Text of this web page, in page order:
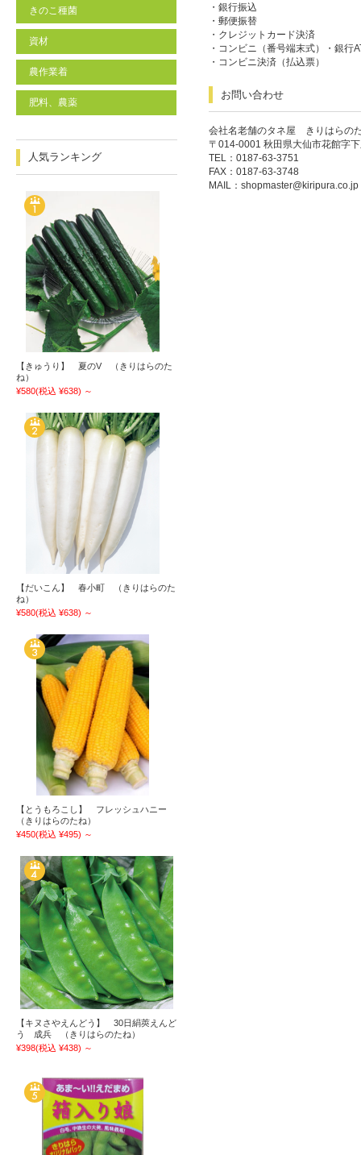
・銀行振込
・郵便振替
・クレジットカード決済
・コンビニ（番号端末式）・銀行
・コンビニ決済（払込票）
お問い合わせ
会社名老舗のタネ屋 きりはらの
〒014-0001 秋田県大仙市花館字
TEL：0187-63-3751
FAX：0187-63-3748
MAIL： shopmaster@kiripura.co.jp
きのこ種菌
資材
農作業着
肥料、農薬
人気ランキング
【きゅうり】 夏のV （きりはらのた
ね）
¥580(税込 ¥638) ～
【だいこん】 春小町 （きりはらのた
ね）
¥580(税込 ¥638) ～
【とうもろこし】 フレッシュハニー
（きりはらのたね）
¥450(税込 ¥495) ～
【キヌさやえんどう】 30日絹莢えんど
う 成兵 （きりはらのたね）
¥398(税込 ¥438) ～